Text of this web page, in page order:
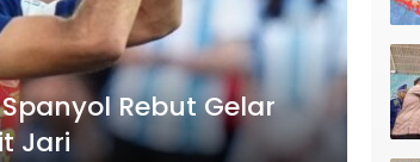
Rebut Gelar
Jari